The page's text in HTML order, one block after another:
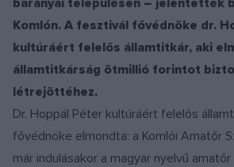
baranyai településen – jelentették
Komlón. A fesztivál fővédnöke dr.
kultúráért felelős államtitkár, aki
államtitkárság ötmillió forintot
létrejöttéhez.
Dr. Hoppál Péter kultúráért felelős
fővédnöke elmondta: a Komlói Amatőr
már indulásakor a magyar nyelvű